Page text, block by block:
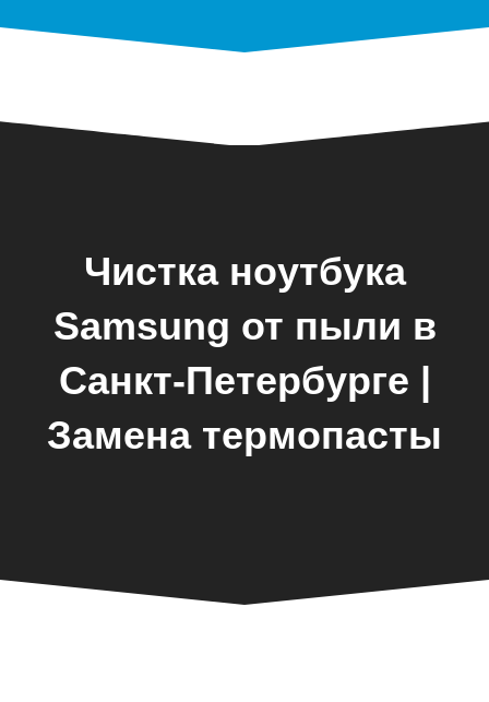
Чистка ноутбука
Samsung от пыли в
Санкт-Петербурге |
Замена термопасты